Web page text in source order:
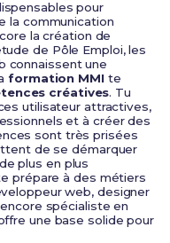
pour
la communication
la création de
de Pôle Emploi, les
connaissent une
formation MMIte
créatives. Tu
utilisateur attractives,
et à créer des
sont très prisées
de se démarquer
plus en plus
prépare à des métiers
web, designer
spécialiste en
une base solide pour